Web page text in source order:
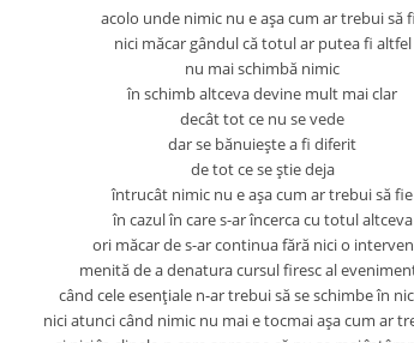
acolo unde nimic nu e aşa cum ar trebui să
nici măcar gândul că totul ar putea fi altfel
nu mai schimbă nimic
în schimb altceva devine mult mai clar
decât tot ce nu se vede
dar se bănuieşte a fi diferit
de tot ce se ştie deja
întrucât nimic nu e aşa cum ar trebui să fie
în cazul în care s-ar încerca cu totul altceva
ori măcar de s-ar continua fără nici o
menită de a denatura cursul firesc al
când cele esenţiale n-ar trebui să se schimbe în
nici atunci când nimic nu mai e tocmai aşa cum ar